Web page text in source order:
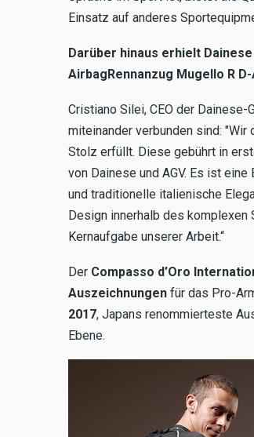
Einsatz auf anderes
Darüber hinaus erhielt
AirbagRennanzug Mugello R
Cristiano Silei, CEO der
miteinander verbunden sind:
Stolz erfüllt. Diese gebührt in
von Dainese und AGV. Es ist
und traditionelle italienische
Design innerhalb des
Kernaufgabe unserer Arbeit.“
Der Compasso d’Oro
Auszeichnungen für das Pro-
2017, Japans renommierteste
Ebene.